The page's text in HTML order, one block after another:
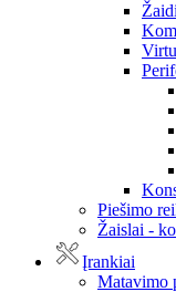
Piešimo
Žaislai -
Įrankiai
Matavimo